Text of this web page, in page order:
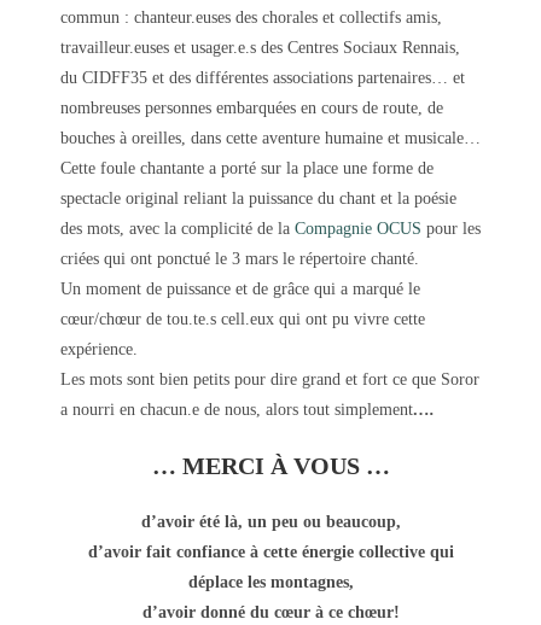
commun : chanteur.euses des chorales et collectifs amis,
travailleur.euses et usager.e.s des Centres Sociaux Rennais,
du CIDFF35 et des différentes associations partenaires… et
nombreuses personnes embarquées en cours de route, de
bouches à oreilles, dans cette aventure humaine et musicale…
Cette foule chantante a porté sur la place une forme de
spectacle original reliant la puissance du chant et la poésie
des mots, avec la complicité de la Compagnie OCUS pour les
criées qui ont ponctué le 3 mars le répertoire chanté.
Un moment de puissance et de grâce qui a marqué le
cœur/chœur de tou.te.s cell.eux qui ont pu vivre cette
expérience.
Les mots sont bien petits pour dire grand et fort ce que Soror
a nourri en chacun.e de nous, alors tout simplement….
… MERCI À VOUS …
d’avoir été là, un peu ou beaucoup,
d’avoir fait confiance à cette énergie collective qui
déplace les montagnes,
d’avoir donné du cœur à ce chœur!